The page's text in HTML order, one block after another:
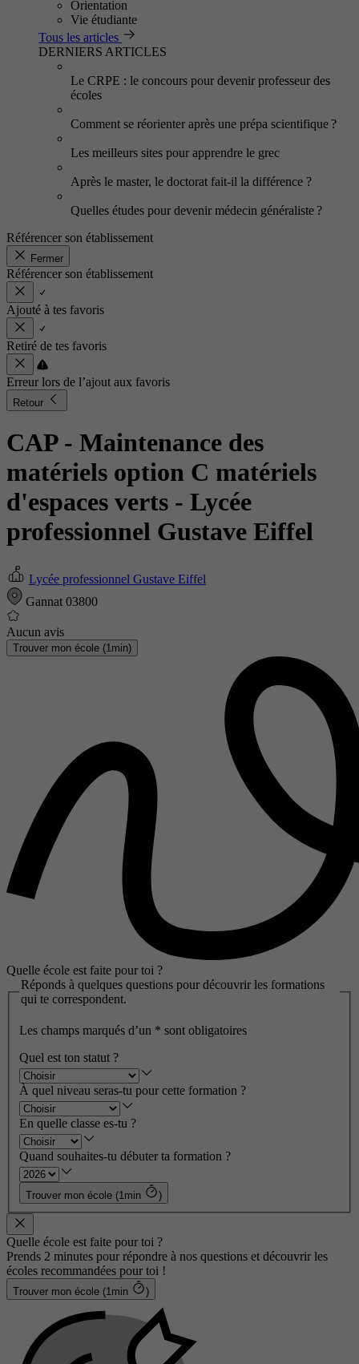
Orientation
Vie étudiante
Tous les articles
DERNIERS ARTICLES
Le CRPE : le concours pour devenir professeur des
écoles
Comment se réorienter après une prépa scientifique ?
Les meilleurs sites pour apprendre le grec
Après le master, le doctorat fait-il la différence ?
Quelles études pour devenir médecin généraliste ?
Référencer son établissement
Fermer
Référencer son établissement
Ajouté à tes favoris
Retiré de tes favoris
Erreur lors de l’ajout aux favoris
Retour
CAP - Maintenance des
matériels option C matériels
d'espaces verts - Lycée
professionnel Gustave Eiffel
Lycée professionnel Gustave Eiffel
Gannat 03800
Aucun avis
Trouver mon école (1min)
Quelle école est faite pour toi ?
Réponds à quelques questions pour découvrir les formations
qui te correspondent.
Les champs marqués d’un * sont obligatoires
Quel est ton statut ?
À quel niveau seras-tu pour cette formation ?
En quelle classe es-tu ?
Quand souhaites-tu débuter ta formation ?
Trouver mon école (1min )
Quelle école est faite pour toi ?
Prends 2 minutes pour répondre à nos questions et découvrir les
écoles recommandées pour toi !
Trouver mon école (1min )